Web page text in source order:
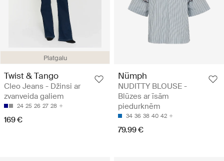
Platgalu
Twist & Tango
Cleo Jeans - Džinsi ar
zvanveida galiem
24 25 26 27 28
169 €
Nümph
NUDITTY BLOUSE -
Blūzes ar īsām
piedurknēm
34 36 38 40 42
79.99 €